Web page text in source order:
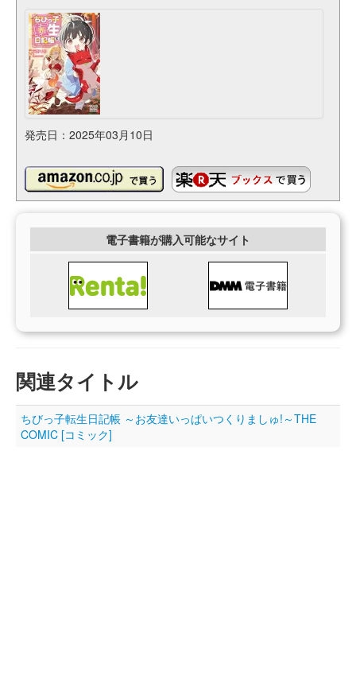
発売日：2025年03月10日
電子書籍が購入可能なサイト
関連タイトル
ちびっ子転生日記帳 ～お友達いっぱいつくりましゅ!～THE
COMIC [コミック]